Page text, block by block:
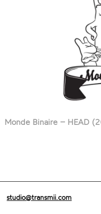
Monde Binaire – HEAD
studio@transmii.com